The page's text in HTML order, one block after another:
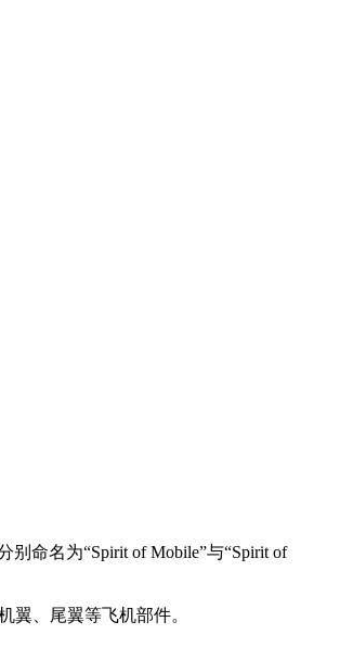
命名为“Spirit of Mobile”与“Spirit of
翼、尾翼等飞机部件。